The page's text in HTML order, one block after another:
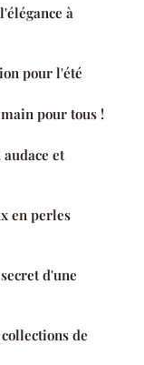
à
pour l'été
pour tous !
et
en perles
d'une
de